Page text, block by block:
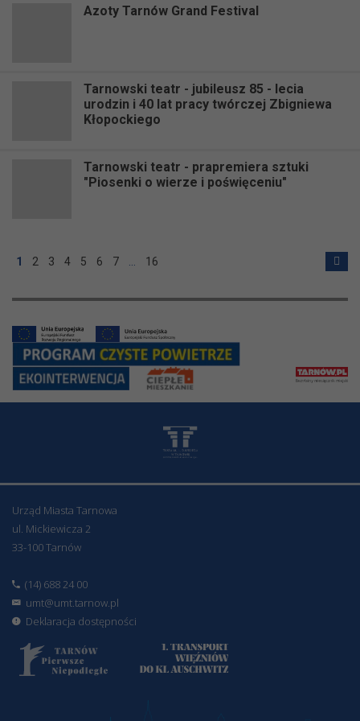
Azoty Tarnów Grand Festival
Tarnowski teatr - jubileusz 85 - lecia
urodzin i 40 lat pracy twórczej Zbigniewa
Kłopockiego
Tarnowski teatr - prapremiera sztuki
"Piosenki o wierze i poświęceniu"
1 2 3 4 5 6 7 16
Urząd Miasta Tarnowa
ul. Mickiewicza 2
33-100 Tarnów
(14) 688 24 00
umt@umt.tarnow.pl
Deklaracja dostępności